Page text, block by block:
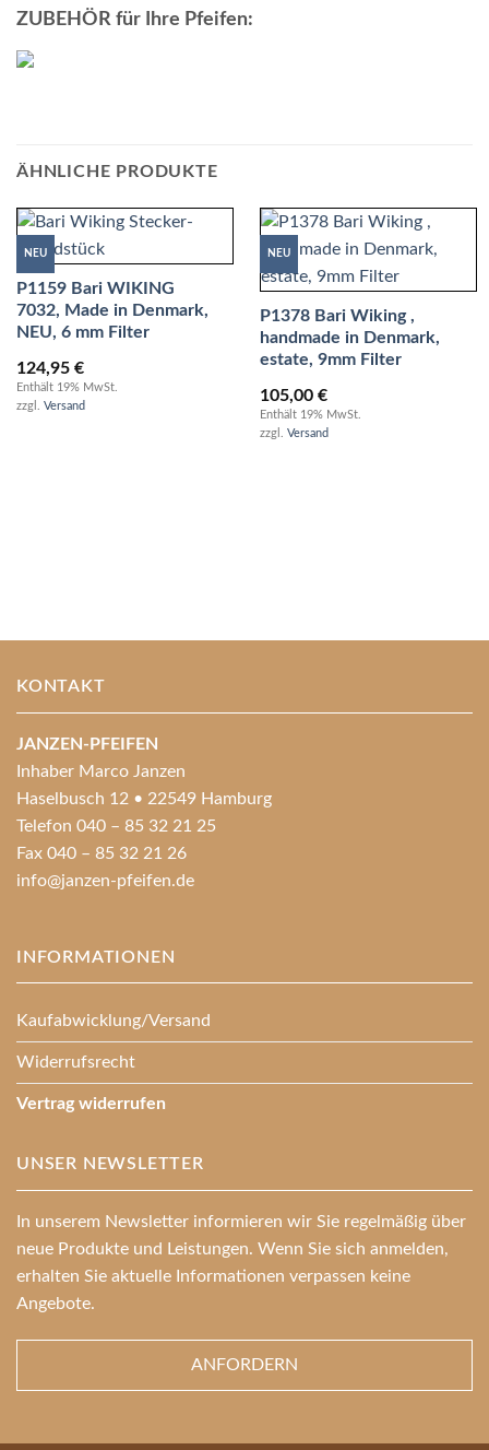
ZUBEHÖR für Ihre Pfeifen:
ÄHNLICHE PRODUKTE
NEU
P1159 Bari WIKING
7032, Made in Denmark,
NEU, 6 mm Filter
124,95 €
Enthält 19% MwSt.
zzgl. Versand
NEU
P1378 Bari Wiking ,
handmade in Denmark,
estate, 9mm Filter
105,00 €
Enthält 19% MwSt.
zzgl. Versand
KONTAKT
JANZEN-PFEIFEN
Inhaber Marco Janzen
Haselbusch 12 • 22549 Hamburg
Telefon 040 – 85 32 21 25
Fax 040 – 85 32 21 26
info@janzen-pfeifen.de
INFORMATIONEN
Kaufabwicklung/Versand
Widerrufsrecht
Vertrag widerrufen
UNSER NEWSLETTER
In unserem Newsletter informieren wir Sie regelmäßig über
neue Produkte und Leistungen. Wenn Sie sich anmelden,
erhalten Sie aktuelle Informationen verpassen keine
Angebote.
ANFORDERN